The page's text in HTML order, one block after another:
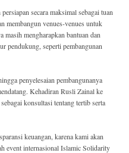
secara maksimal sebagai tuan
membangun venues-venues untuk
mengharapkan bantuan dan
pendukung, seperti pembangunan
penyelesaian pembangunanya
Kehadiran Rusli Zainal ke
konsultasi tentang tertib serta
keuangan, karena kami akan
event internasional Islamic Solidarity